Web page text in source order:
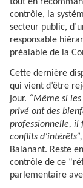
contrôle, la
secteur public,
responsable
préalable de la
Cette dernière
qui vient d’être
jour. “Même si
privé ont des
professionnelle, il
conflits d’intérêts”,
Balanant. Reste
contrôle de ce
parlementaire